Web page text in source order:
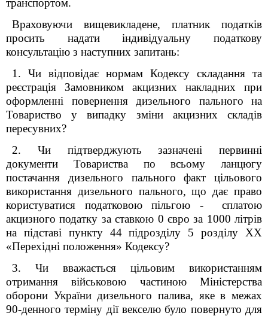
транспортом.
Враховуючи вищевикладене, платник податків
просить надати індивідуальну податкову
консультацію з наступних запитань:
1. Чи відповідає нормам Кодексу складання та
реєстрація Замовником акцизних накладних при
оформленні повернення дизельного пального на
Товариство у випадку зміни акцизних складів
пересувних?
2. Чи підтверджують зазначені первинні
документи Товариства по всьому ланцюгу
постачання дизельного пального факт цільового
використання дизельного пального, що дає право
користуватися податковою пільгою - сплатою
акцизного податку за ставкою 0 євро за 1000 літрів
на підставі пункту 44 підрозділу 5 розділу ХХ
«Перехідні положення» Кодексу?
3. Чи вважається цільовим використанням
отримання військовою частиною Міністерства
оборони України дизельного палива, яке в межах
90-денного терміну дії векселю було повернуто для